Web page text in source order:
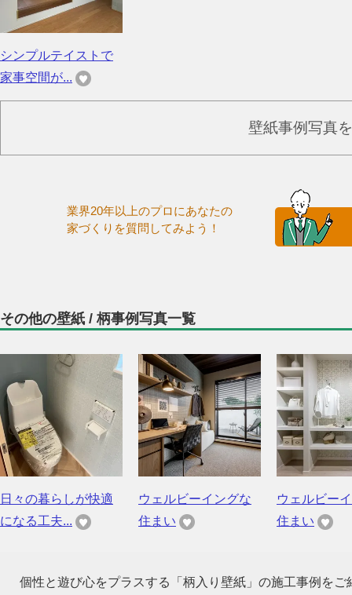
シンプルテイストで
家事空間が...
壁紙事例写真
業界20年以上のプロにあなたの
家づくりを質問してみよう！
その他の壁紙 / 柄事例写真一覧
日々の暮らしが快適
になる工夫...
ウェルビーイングな
住まい
ウェルビー
住まい
個性と遊び心をプラスする「柄入り壁紙」の施工事例を